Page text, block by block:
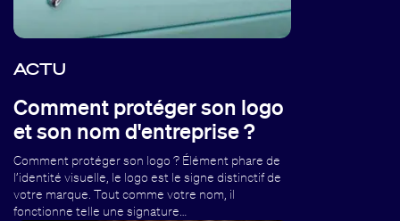
ACTU
Comment protéger son logo
et son nom d'entreprise ?
Comment protéger son logo ? Élément phare de
l’identité visuelle, le logo est le signe distinctif de
votre marque. Tout comme votre nom, il
fonctionne telle une signature…